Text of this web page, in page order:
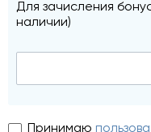
Для зачисления
наличии)
Принимаю